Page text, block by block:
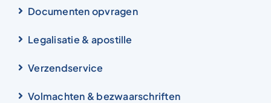
Documenten opvragen
Legalisatie & apostille
Verzendservice
Volmachten & bezwaarschriften